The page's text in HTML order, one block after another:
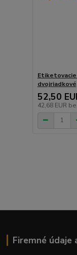
Etiketovacie
52,50
42,68 EUR
Firemné údaje